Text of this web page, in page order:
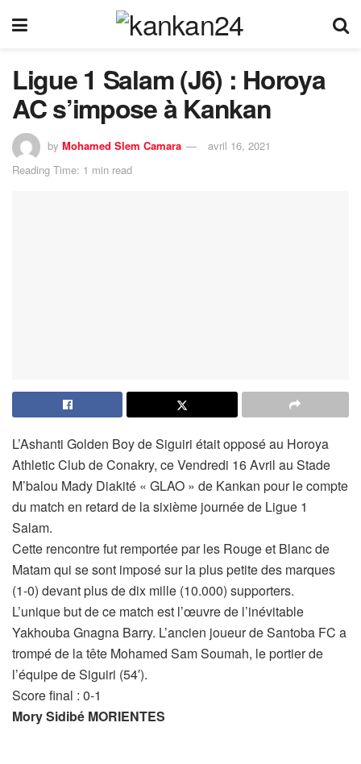
Ligue 1 Salam (J6) : Horoya
AC s’impose à Kankan
by Mohamed Slem Camara
avril 16, 2021
Reading Time: 1 min read
L’Ashanti Golden Boy de Siguiri était opposé au Horoya
Athletic Club de Conakry, ce Vendredi 16 Avril au Stade
M’balou Mady Diakité « GLAO » de Kankan pour le compte
du match en retard de la sixième journée de Ligue 1
Salam.
Cette rencontre fut remportée par les Rouge et Blanc de
Matam qui se sont imposé sur la plus petite des marques
(1-0) devant plus de dix mille (10.000) supporters.
L’unique but de ce match est l’œuvre de l’inévitable
Yakhouba Gnagna Barry. L’ancien joueur de Santoba FC a
trompé de la tête Mohamed Sam Soumah, le portier de
l’équipe de Siguiri (54′).
Score final : 0-1
Mory Sidibé MORIENTES